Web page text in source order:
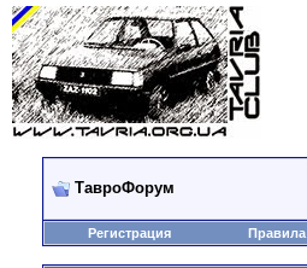
ТавроФорум
Регистрация Правила